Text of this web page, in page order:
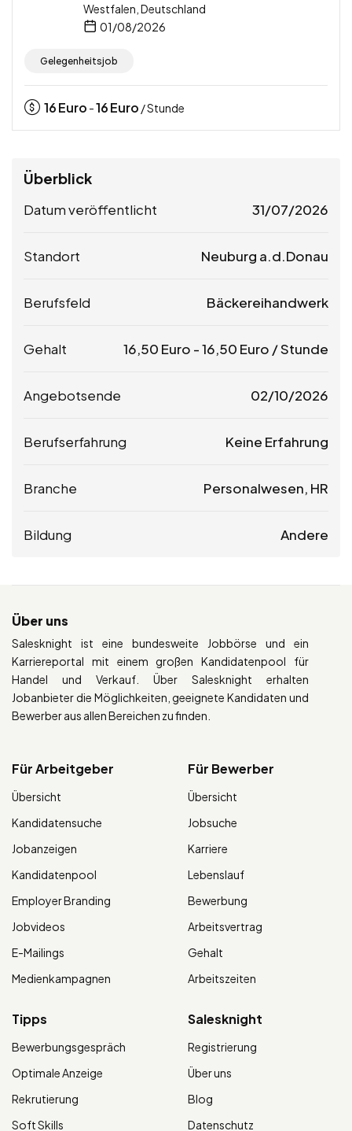
Westfalen, Deutschland
01/08/2026
Gelegenheitsjob
16Euro -16Euro / Stunde
Überblick
Datum veröffentlicht 31/07/2026
Standort Neuburg a.d.Donau
Berufsfeld Bäckereihandwerk
Gehalt 16,50 Euro -16,50 Euro / Stunde
Angebotsende 02/10/2026
Berufserfahrung Keine Erfahrung
Branche Personalwesen, HR
Bildung Andere
Über uns
Salesknight ist eine bundesweite Jobbörse und ein
Karriereportal mit einem großen Kandidatenpool für
Handel und Verkauf. Über Salesknight erhalten
Jobanbieter die Möglichkeiten, geeignete Kandidaten und
Bewerber aus allen Bereichen zu finden.
Für Arbeitgeber
Übersicht
Kandidatensuche
Jobanzeigen
Kandidatenpool
Employer Branding
Jobvideos
E-Mailings
Medienkampagnen
Für Bewerber
Übersicht
Jobsuche
Karriere
Lebenslauf
Bewerbung
Arbeitsvertrag
Gehalt
Arbeitszeiten
Tipps
Bewerbungsgespräch
Optimale Anzeige
Rekrutierung
Soft Skills
Salesknight
Registrierung
Über uns
Blog
Datenschutz